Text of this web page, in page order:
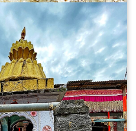
ता. हवेली, जि. पुणे